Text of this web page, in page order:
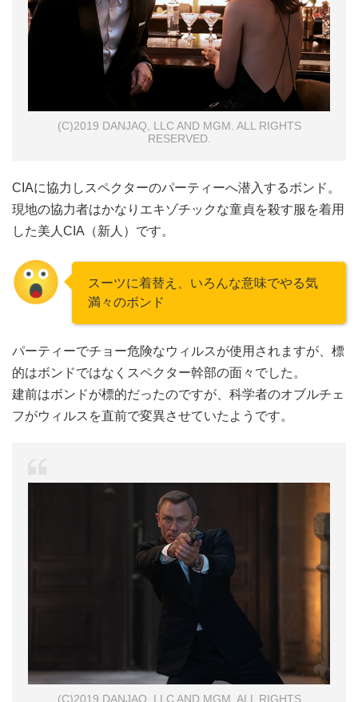
(C)2019 DANJAQ, LLC AND MGM. ALL RIGHTS
RESERVED.
CIAに協力しスペクターのパーティーへ潜入するボンド。
現地の協力者はかなりエキゾチックな童貞を殺す服を着用
した美人CIA（新人）です。
スーツに着替え、いろんな意味でやる気
満々のボンド
パーティーでチョー危険なウィルスが使用されますが、標
的はボンドではなくスペクター幹部の面々でした。
建前はボンドが標的だったのですが、科学者のオブルチェ
フがウィルスを直前で変異させていたようです。
(C)2019 DANJAQ, LLC AND MGM. ALL RIGHTS